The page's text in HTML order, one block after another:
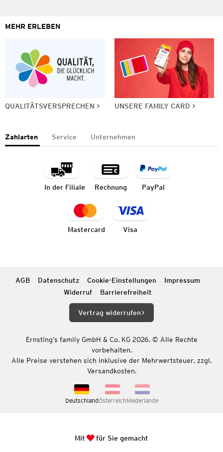
MEHR ERLEBEN
QUALITÄTSVERSPRECHEN UNSERE FAMILY CARD
Zahlarten Service Unternehmen
In der Filiale Rechnung PayPal
Mastercard Visa
AGB Datenschutz Cookie-Einstellungen
Impressum
Widerruf
Barrierefreiheit
Vertrag widerrufen
Ernsting’s family GmbH & Co. KG 2026. © Alle Rechte
vorbehalten.
Alle Preise verstehen sich inklusive der Mehrwertsteuer, zzgl.
Versandkosten.
DeutschlandÖsterreichNiederlande
Mit für Sie gemacht